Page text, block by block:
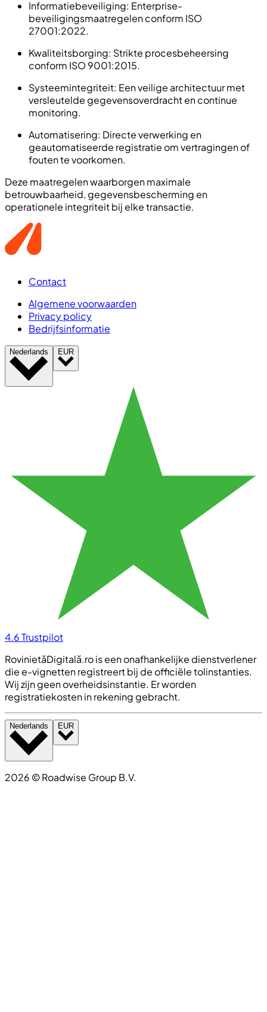
Informatiebeveiliging: Enterprise-
beveiligingsmaatregelen conform ISO
27001:2022.
Kwaliteitsborging: Strikte procesbeheersing
conform ISO 9001:2015.
Systeemintegriteit: Een veilige architectuur met
versleutelde gegevensoverdracht en continue
monitoring.
Automatisering: Directe verwerking en
geautomatiseerde registratie om vertragingen of
fouten te voorkomen.
Deze maatregelen waarborgen maximale
betrouwbaarheid, gegevensbescherming en
operationele integriteit bij elke transactie.
Contact
Algemene voorwaarden
Privacy policy
Bedrijfsinformatie
Nederlands EUR
4.6Trustpilot
RovinietăDigitală.ro is een onafhankelijke dienstverlener
die e-vignetten registreert bij de officiële tolinstanties.
Wij zijn geen overheidsinstantie. Er worden
registratiekosten in rekening gebracht.
Nederlands EUR
2026 ©Roadwise Group B.V.